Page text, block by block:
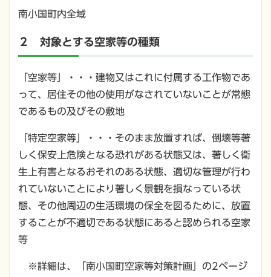
南小国町内全域
２ 対象とする空家等の種類
「空家等」・・・建物又はこれに付属する工作物であ
って、居住その他の使用がなされていないことが常態
であるもの及びその敷地
「特定空家等」・・・そのまま放置すれば、倒壊等著
しく保安上危険となる恐れがある状態又は、著しく衛
生上有害となるおそれのある状態、適切な管理が行わ
れていないことにより著しく景観を損なっている状
態、その他周辺の生活環境の保全を図るために、放置
することが不適切である状態にあると認められる空家
等
※詳細は、「南小国町空家等対策計画」の2ページ